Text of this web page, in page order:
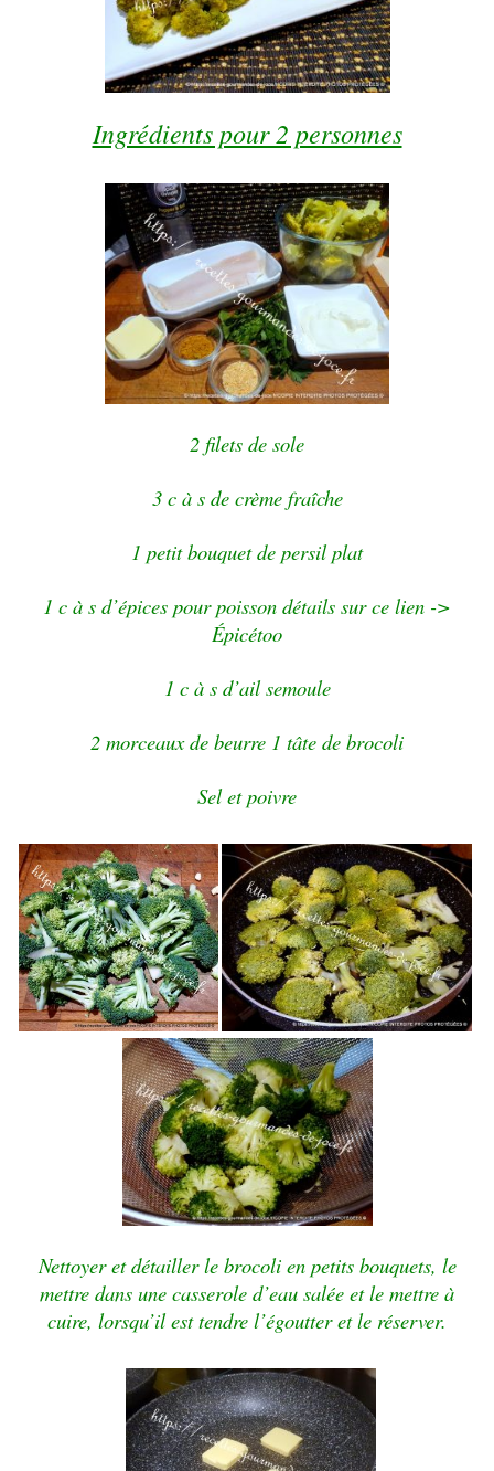
Ingrédients pour 2 personnes
2 filets de sole
3 c à s de crème fraîche
1 petit bouquet de persil plat
1 c à s d’épices pour poisson détails sur ce lien ->
Épicétoo
1 c à s d’ail semoule
2 morceaux de beurre 1 tâte de brocoli
Sel et poivre
Nettoyer et détailler le brocoli en petits bouquets, le
mettre dans une casserole d’eau salée et le mettre à
cuire, lorsqu’il est tendre l’égoutter et le réserver.